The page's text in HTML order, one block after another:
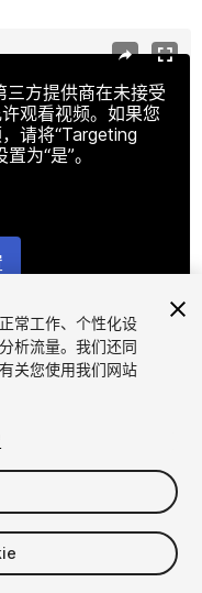
三方提供商在未接受
观看视频。如果您
请将“Targeting
为“是”。
常工作、个性化设
析流量。我们还同
关您使用我们网站